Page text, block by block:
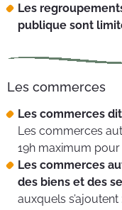
Les
publique sont
Les commerces
Les commerces
Les commerces
19h maximum
Les commerces
des biens et des
auxquels